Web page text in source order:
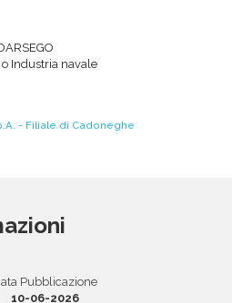
Industria navale
- Filiale di Cadoneghe
Pubblicazione
10-06-2026